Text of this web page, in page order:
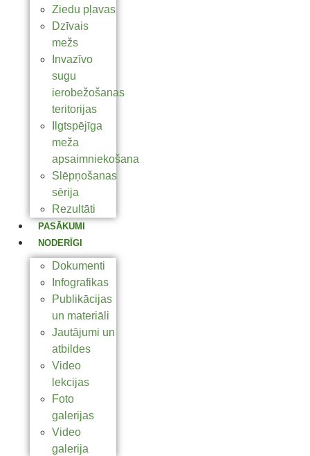
Ziedu pļavas
Dzīvais
mežs
Invazīvo
sugu
ierobežošanas
teritorijas
Ilgtspējīga
meža
apsaimniekošana
Slēpņošanas
sērija
Rezultāti
PASĀKUMI
NODERĪGI
Dokumenti
Infografikas
Publikācijas
un materiāli
Jautājumi un
atbildes
Video
lekcijas
Foto
galerijas
Video
galerija